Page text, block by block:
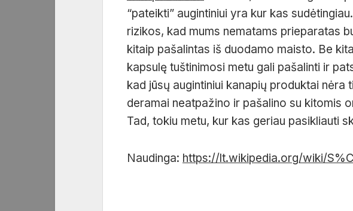
“pateikti” augintiniui yra kur kas
rizikos, kad mums nematams prieparatas
kitaip pašalintas iš duodamo maisto. Be
kapsulę tuštinimosi metu gali pašalinti ir
kad jūsų augintiniui kanapių produktai nėra
deramai neatpažino ir pašalino su kitomis
Tad, tokiu metu, kur kas geriau pasikliauti
Naudinga: https://lt.wikipedia.org/wiki/